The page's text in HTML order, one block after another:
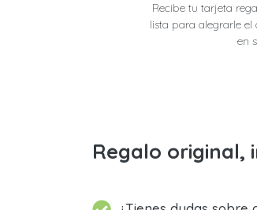
Recibe tu tarjeta
lista para alegrarle el
en
Regalo original,